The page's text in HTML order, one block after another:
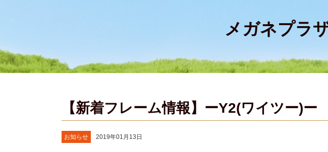
メガネプラ
【新着フレーム情報】ーY2(ワイツー)ー
お知らせ 2019年01月13日